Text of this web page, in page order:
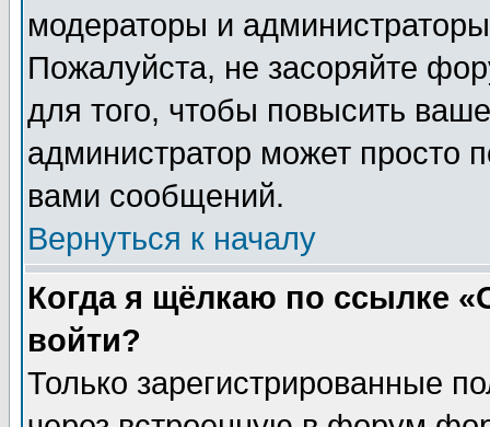
модераторы и
Пожалуйста, не засоряйте
для того, чтобы повысить
администратор может просто
вами сообщений.
Вернуться к началу
Когда я щёлкаю по ссылке
войти?
Только зарегистрированные